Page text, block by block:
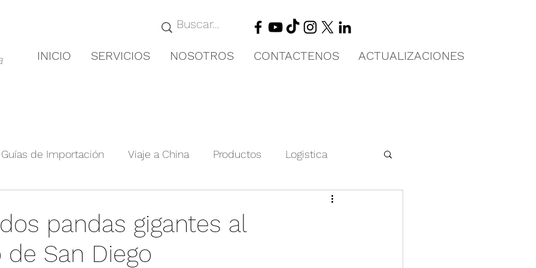
INICIO SERVICIOS NOSOTROS CONTACTENOS ACTUALIZACIONES
Guías de Importación Viaje a China Productos Logistica
de la exposición
pandas gigantes al
San Diego